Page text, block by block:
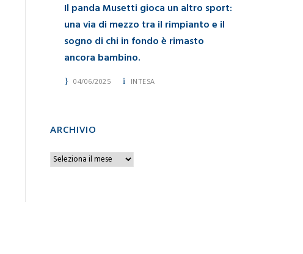
Il panda Musetti gioca un altro sport:
una via di mezzo tra il rimpianto e il
sogno di chi in fondo è rimasto
ancora bambino.
04/06/2025 INTESA
ARCHIVIO
A